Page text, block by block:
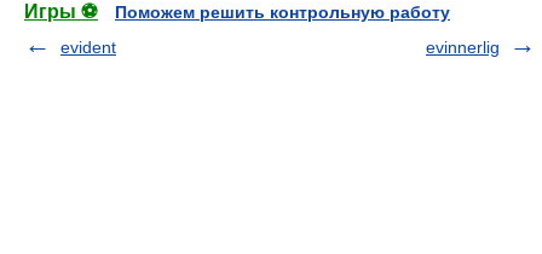
Игры ⚽
Поможем решить контрольную работу
evident
evinnerlig